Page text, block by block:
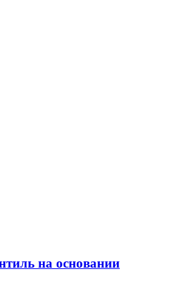
на основании